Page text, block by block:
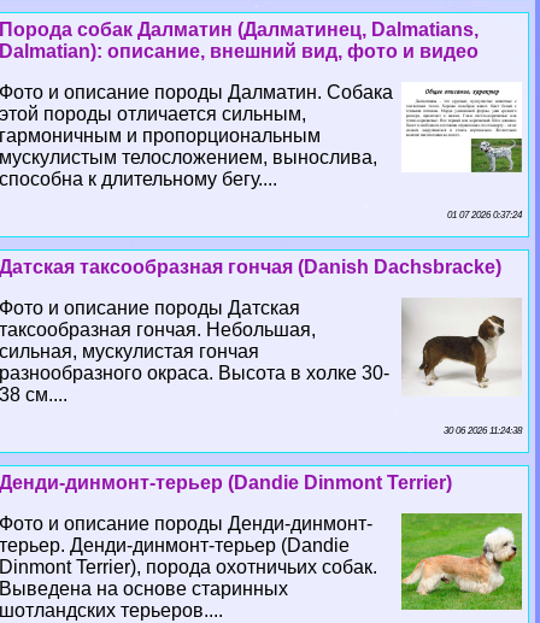
Порода собак Далматин (Далматинец, Dalmatians,
Dalmatian): описание, внешний вид, фото и видео
Фото и описание породы Далматин. Собака
этой породы отличается сильным,
гармоничным и пропорциональным
мускулистым телосложением, вынослива,
способна к длительному бегу....
01 07 2026 0:37:24
Датская таксообразная гончая (Danish Dachsbracke)
Фото и описание породы Датская
таксообразная гончая. Небольшая,
сильная, мускулистая гончая
разнообразного окраса. Высота в холке 30-
38 см....
30 06 2026 11:24:38
Денди-динмонт-терьер (Dandie Dinmont Terrier)
Фото и описание породы Денди-динмонт-
терьер. Денди-динмонт-терьер (Dandie
Dinmont Terrier), порода охотничьих собак.
Выведена на основе старинных
шотландских терьеров....